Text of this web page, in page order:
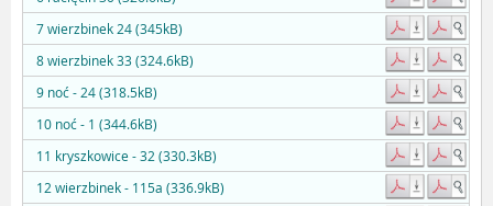
7 wierzbinek 24 (345kB)
8 wierzbinek 33 (324.6kB)
9 noć - 24 (318.5kB)
10 noć - 1 (344.6kB)
11 kryszkowice - 32 (330.3kB)
12 wierzbinek - 115a (336.9kB)